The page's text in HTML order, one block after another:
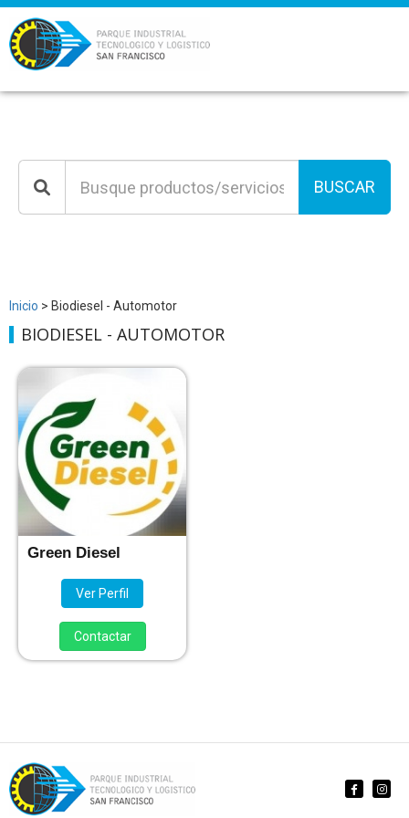
BUSCAR
Inicio > Biodiesel - Automotor
BIODIESEL - AUTOMOTOR
Green Diesel
Ver Perfil
Contactar